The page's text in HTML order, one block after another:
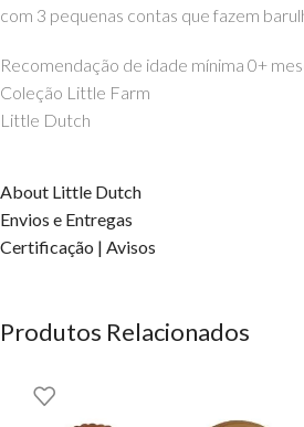
com 3 pequenas contas que fazem
Recomendação de idade mínima 0+
Coleção Little Farm
Little Dutch
About Little Dutch
Envios e Entregas
Certificação | Avisos
Produtos Relacionados